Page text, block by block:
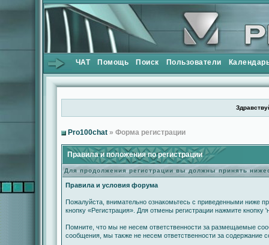
ЧАТ Помощь Поиск Пользователи
Pro100chat » Форма регистрации
Правила и положения по регистрации
Для продолжения регистрации вы должны принять
Правила и условия форума
Пожалуйста, внимательно ознакомьтесь с приведенными ниже
кнопку «Регистрация». Для отмены регистрации нажмите кнопку
Помните, что мы не несем ответственности за размещаемые
сообщения, мы также не несем ответственности за содержание